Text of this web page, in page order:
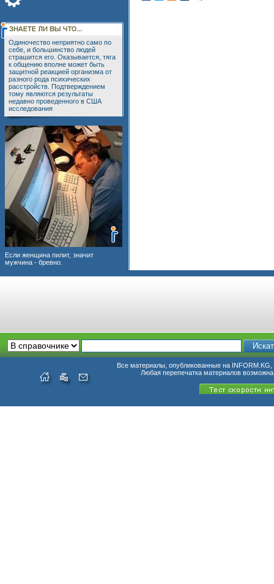
Одиночество неприятно само по
себе, и большинство людей
страшится его. Оказывается, тяга
к общению вполне может быть
защитной реакцией организма от
разного рода психических
расстройств. Подтверждением
тому являются результаты
недавно проведенного в США
исследования
Если женщина пилит, значит
мужчина - бревно.
Все материалы, опубликованные на INFORM.KG,
Любая перепечатка материалов